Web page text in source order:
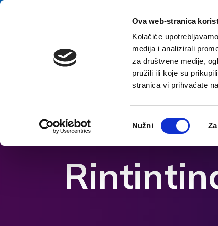
Ova web-stranica
Kolačiće
medija i analizirali
za društvene medije,
pružili ili koje su
stranica vi prihvaćate
pristanka
Nužni
перейти к содержанию
Домой